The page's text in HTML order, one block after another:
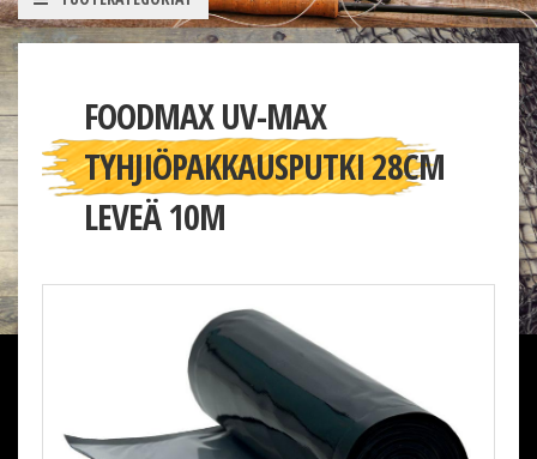
FOODMAX UV-MAX
TYHJIÖPAKKAUSPUTKI 28CM
LEVEÄ 10M